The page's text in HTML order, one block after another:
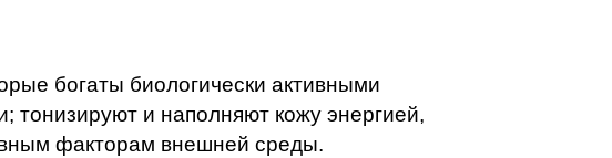
богаты биологически активными
и наполняют кожу энергией,
факторам внешней среды.